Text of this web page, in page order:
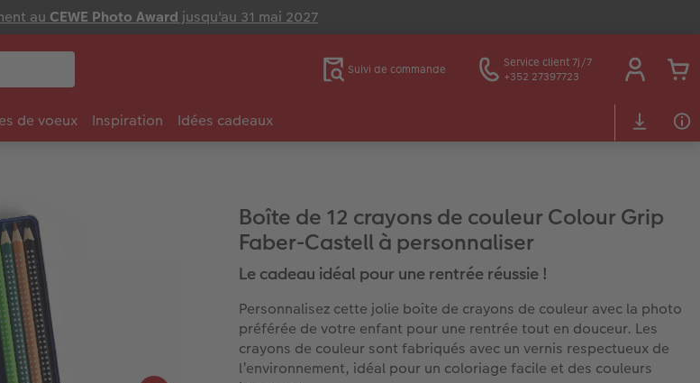
au CEWE Photo Award jusqu'au 31 mai 2027
Suivi de commande
Service client 7j/7
+352 27397723
de voeux Inspiration Idées cadeaux
Boîte de 12 crayons de couleur Colour Grip
Faber-Castell à personnaliser
Le cadeau idéal pour une rentrée réussie !
Personnalisez cette jolie boîte de crayons de couleur avec la photo
préférée de votre enfant pour une rentrée tout en douceur. Les
crayons de couleur sont fabriqués avec un vernis respectueux de
l’environnement, idéal pour un coloriage facile et des couleurs